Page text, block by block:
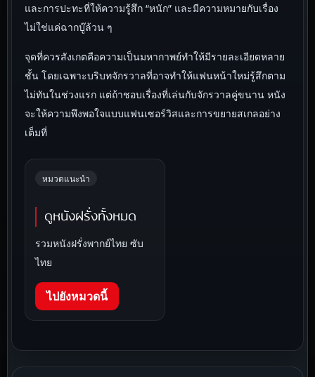
และการปะทะที่ให้ความรู้สึก “หนัก” และมีความหมายกับเรื่อง
ไม่ใช่แค่ฉากบู๊ล้วน ๆ
จุดที่ควรสังเกตคือความเป็นมหากาพย์ทำให้มีรายละเอียดหลาย
ชั้น โดยเฉพาะบริบทจักรวาลที่อาจทำให้แฟนหน้าใหม่รู้สึกตาม
ไม่ทันในช่วงแรก แต่ถ้าชอบเรื่องที่เล่นกับจักรวาลคู่ขนาน หนัง
จะให้ความพึงพอใจแบบแฟนเซอร์วิสและการขยายสเกลอย่าง
เต็มที่
หมวดแนะนำ
ดูหนังฝรั่งทั้งหมด
รวมหนังฝรั่งพากย์ไทย ซับ
ไทย
ไปยังหมวดนี้